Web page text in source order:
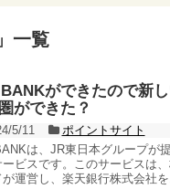
」 一覧
ができたので新
ができた？
5/11
ポイントサイト
は、JR東日本グループが
ービスです。このサービスは
運営し、楽天銀行株式会社を